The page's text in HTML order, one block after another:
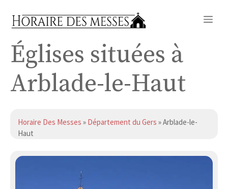
Églises situées à
Arblade-le-Haut
Horaire Des Messes » Département du Gers » Arblade-le-
Haut